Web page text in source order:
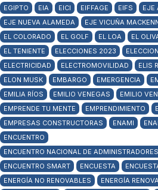
EGIPTO
EIA EICI EIFFAGE EIFS EJE
EJE NUEVA ALAMEDA
EJE VICUÑA
EL COLORADO
EL GOLF EL LOA EL
EL TENIENTE
ELECCIONES 2023
ELECTRICIDAD
ELECTROMOVILIDAD ELIS
ELON MUSK
EMBARGO EMERGENCIA
EMILIA RÍOS
EMILIO VENEGAS EMILIO
EMPRENDE TU MENTE
EMPRENDIMIENTO
EMPRESAS CONSTRUCTORAS
ENAMI
ENCUENTRO
ENCUENTRO NACIONAL DE
ENCUENTRO SMART
ENCUESTA
ENERGÍA NO RENOVABLES
ENERGÍA